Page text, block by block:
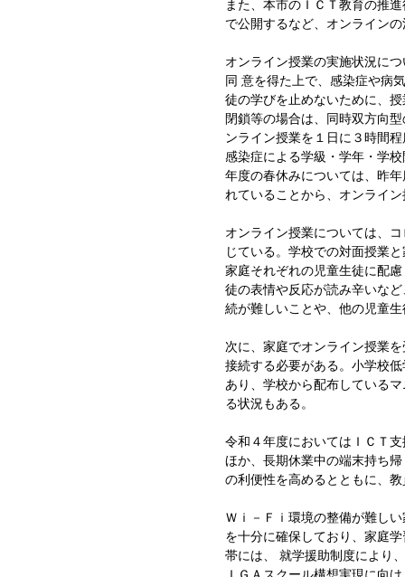
また、本市のＩＣＴ教育の推
で公開するなど、オンライン
オンライン授業の実施状況に
同 意を得た上で、感染症や病
徒の学びを止めないために、
閉鎖等の場合は、同時双方向
ンライン授業を１日に３時間
感染症による学級・学年・学
年度の春休みについては、昨
れていることから、オンライ
オンライン授業については、
じている。学校での対面授業
家庭それぞれの児童生徒に配
徒の表情や反応が読み辛いな
続が難しいことや、他の児童
次に、家庭でオンライン授業
接続する必要がある。小学校
あり、学校から配布している
る状況もある。
令和４年度においてはＩＣＴ
ほか、長期休業中の端末持ち
の利便性を高めるとともに、
Ｗｉ－Ｆｉ環境の整備が難し
を十分に確保しており、家庭
帯には、 就学援助制度により